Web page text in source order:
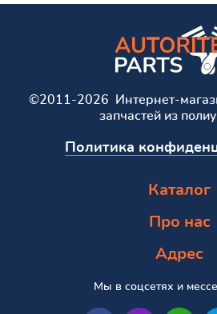
©2011-2026 Интернет-
запчастей из
Политика
Каталог
Про нас
Адрес
Мы в соцсетях и